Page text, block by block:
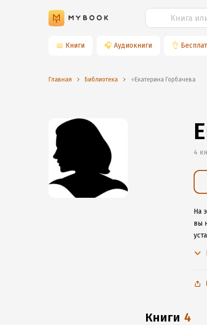
📖 Книги 🎧 Аудиокниги 👌
Главная Библиотека ⭐️Екатерина Горбачева
4
На
вы
книги 4